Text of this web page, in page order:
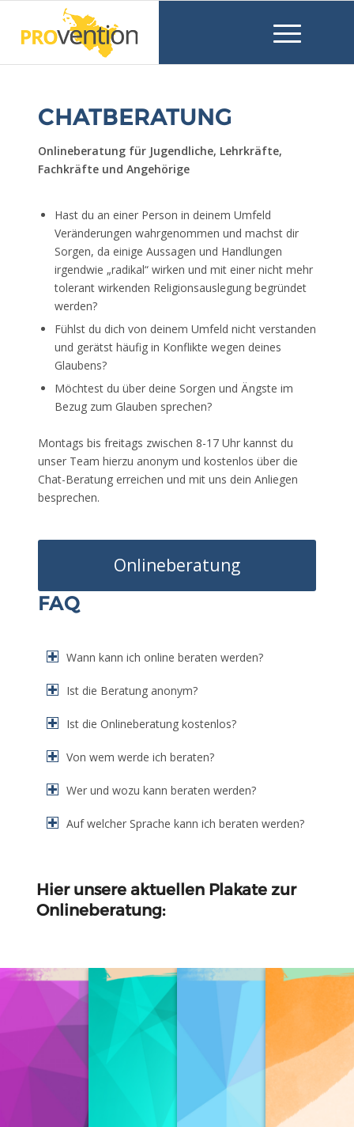
CHATBERATUNG
Online­beratung für Jugendliche, Lehrkräfte,
Fachkräfte und Angehörige
Hast du an einer Person in deinem Umfeld
Veränderungen wahrgenommen und machst dir
Sorgen, da einige Aussagen und Handlungen
irgendwie „radikal“ wirken und mit einer nicht mehr
tolerant wirkenden Religionsauslegung begründet
werden?
Fühlst du dich von deinem Umfeld nicht verstanden
und gerätst häufig in Konflikte wegen deines
Glaubens?
Möchtest du über deine Sorgen und Ängste im
Bezug zum Glauben sprechen?
Montags bis freitags zwischen 8-17 Uhr kannst du
unser Team hierzu anonym und kostenlos über die
Chat-Beratung erreichen und mit uns dein Anliegen
besprechen.
Onlineberatung
FAQ
Wann kann ich online beraten werden?
Ist die Beratung anonym?
Ist die Onlineberatung kostenlos?
Von wem werde ich beraten?
Wer und wozu kann beraten werden?
Auf welcher Sprache kann ich beraten werden?
Hier unsere aktuellen Plakate zur
Onlineberatung: